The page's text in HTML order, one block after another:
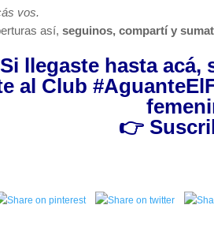
vos.
así,seguinos, compartí y
llegaste hasta
al Club
👉